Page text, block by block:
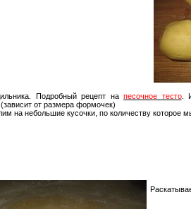
Подробный рецепт напесочное тесто.
(зависит от размера формочек)
на небольшие кусочки, по количеству которое